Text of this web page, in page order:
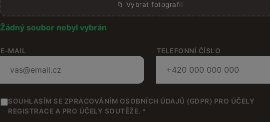
📁 Vybrat fotografii
Žádný soubor nebyl vybrán
E-MAIL TELEFONNÍ ČÍSLO
SOUHLASÍM SE ZPRACOVÁNÍM OSOBNÍCH ÚDAJŮ (GDPR) PRO ÚČELY
REGISTRACE A PRO ÚČELY SOUTĚŽE. *